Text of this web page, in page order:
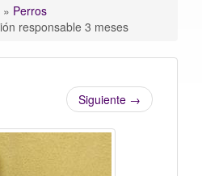
» Perros
responsable 3 meses
Siguiente →